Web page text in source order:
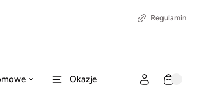
Regulamin
Okazje